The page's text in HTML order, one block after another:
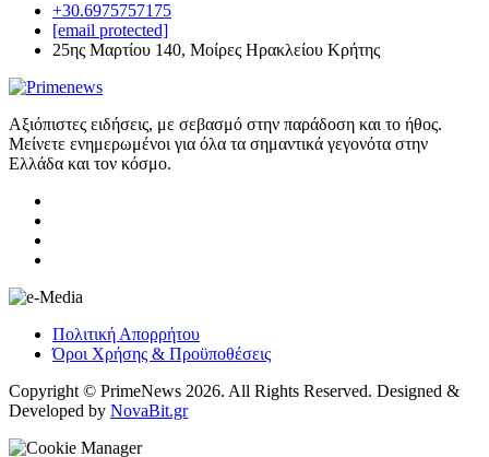
+30.6975757175
[email protected]
25ης Μαρτίου 140, Μοίρες Ηρακλείου Κρήτης
Αξιόπιστες ειδήσεις, με σεβασμό στην παράδοση και το ήθος.
Μείνετε ενημερωμένοι για όλα τα σημαντικά γεγονότα στην
Ελλάδα και τον κόσμο.
Πολιτική Απορρήτου
Όροι Χρήσης & Προϋποθέσεις
Copyright © PrimeNews 2026. All Rights Reserved. Designed &
Developed by NovaBit.gr